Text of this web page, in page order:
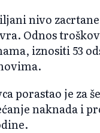
nivo
Odnos
iznositi 53
porastao je za
naknada i